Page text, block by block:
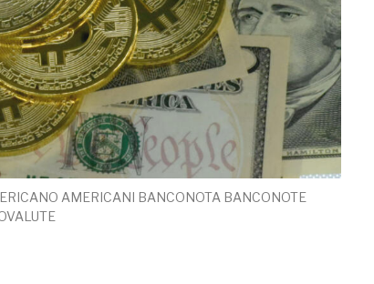
AMERICANI BANCONOTA BANCONOTE